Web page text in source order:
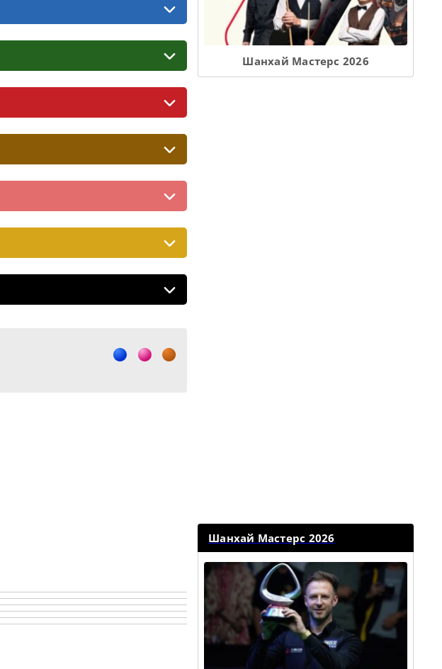
Шанхай Мастерс 2026
Шанхай Мастерс 2026